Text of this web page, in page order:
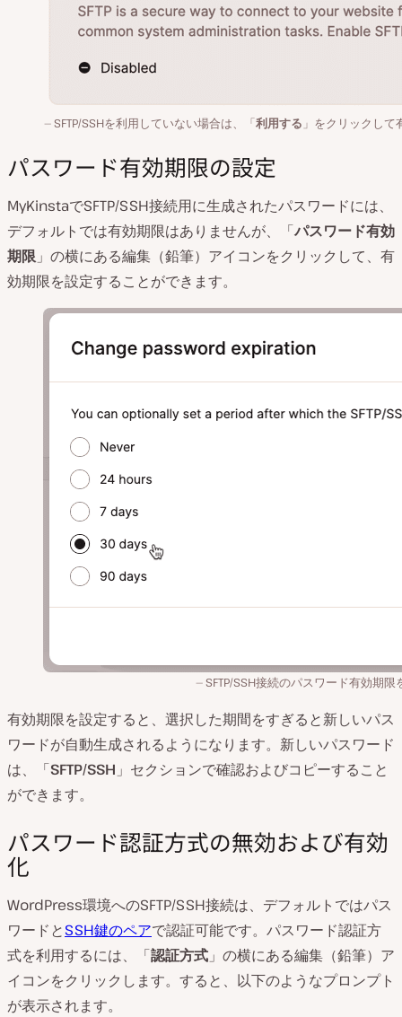
SFTP/SSHを利用していない場合は、「利用する 」をクリックして
パスワード有効期限の設定
MyKinstaでSFTP/SSH接続用に生成されたパスワードには、
デフォルトでは有効期限はありませんが、「パスワード有効
期限 」の横にある編集（鉛筆）アイコンをクリックして、有
効期限を設定することができます。
SFTP/SSH接続のパスワード有効期限
有効期限を設定すると、選択した期間をすぎると新しいパス
ワードが自動生成されるようになります。新しいパスワード
は、「SFTP/SSH 」セクションで確認およびコピーすること
ができます。
パスワード認証方式の無効および有効
化
WordPress環境へのSFTP/SSH接続は、デフォルトではパス
ワードとSSH鍵のペアで認証可能です。パスワード認証方
式を利用するには、「認証方式 」の横にある編集（鉛筆）ア
イコンをクリックします。すると、以下のようなプロンプト
が表示されます。